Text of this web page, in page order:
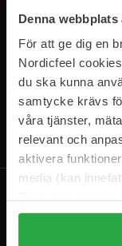
Denna
För att ge dig en
Nordicfeel
du ska kunna
samtycke krävs
våra tjänster,
relevant och
aktivera
media (kan
Genom att trycka
alla cookies,
Genom att
Avprenumerera när